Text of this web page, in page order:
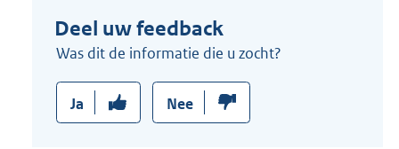
Deel uw feedback
Was dit de informatie die u zocht?
Ja Nee